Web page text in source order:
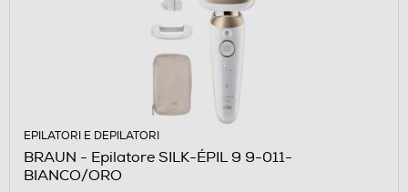
EPILATORI E DEPILATORI
BRAUN - Epilatore SILK-ÉPIL 9 9-011-
BIANCO/ORO